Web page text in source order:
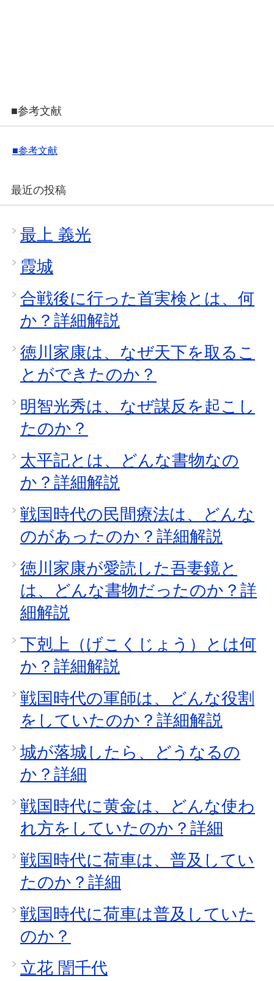
■参考文献
■参考文献
最近の投稿
最上 義光
霞城
合戦後に行った首実検とは、何
か？詳細解説
徳川家康は、なぜ天下を取るこ
とができたのか？
明智光秀は、なぜ謀反を起こし
たのか？
太平記とは、どんな書物なの
か？詳細解説
戦国時代の民間療法は、どんな
のがあったのか？詳細解説
徳川家康が愛読した吾妻鏡と
は、どんな書物だったのか？詳
細解説
下剋上（げこくじょう）とは何
か？詳細解説
戦国時代の軍師は、どんな役割
をしていたのか？詳細解説
城が落城したら、どうなるの
か？詳細
戦国時代に黄金は、どんな使わ
れ方をしていたのか？詳細
戦国時代に荷車は、普及してい
たのか？詳細
戦国時代に荷車は普及していた
のか？
立花 誾千代